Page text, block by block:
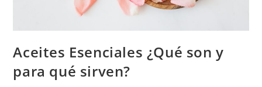
Aceites Esenciales ¿Qué son y
para qué sirven?